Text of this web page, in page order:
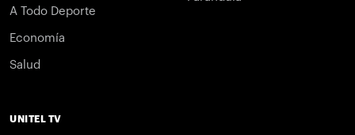
A Todo Deporte
Economía
Salud
UNITEL TV